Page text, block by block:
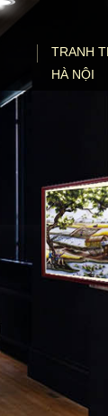
TRANH
HÀ NỘI